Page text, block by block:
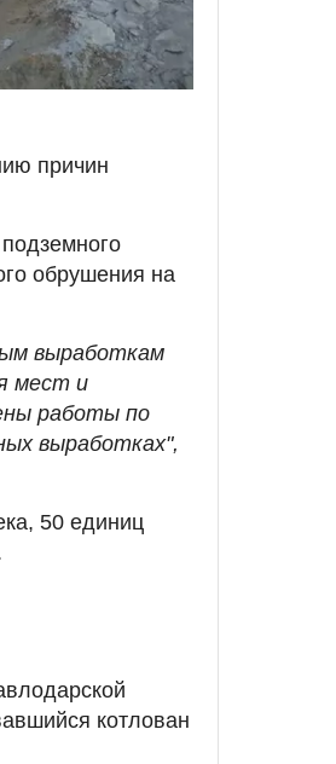
причин
обрушения на
выработкам
мест и
работы по
выработках",
50 единиц
котлован